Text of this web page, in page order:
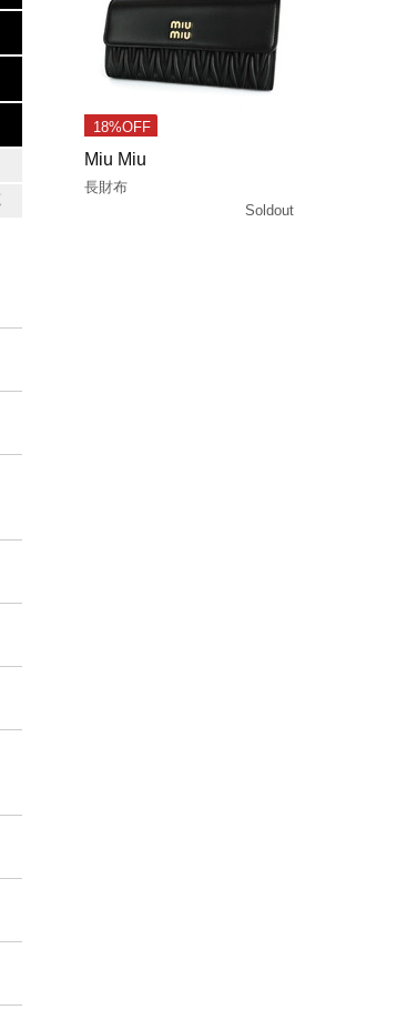
18%OFF
Miu Miu
長財布
Soldout